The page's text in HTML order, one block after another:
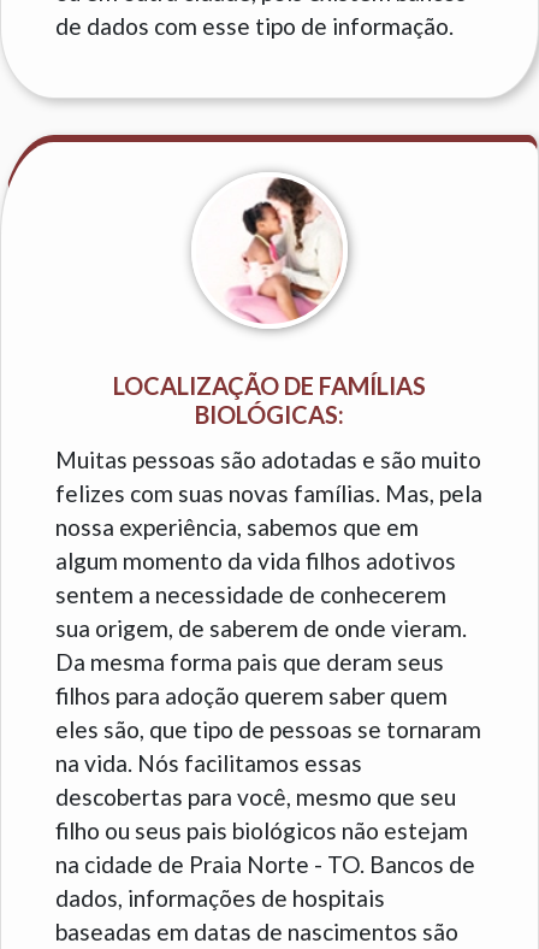
de dados com esse tipo de informação.
LOCALIZAÇÃO DE FAMÍLIAS
BIOLÓGICAS:
Muitas pessoas são adotadas e são muito
felizes com suas novas famílias. Mas, pela
nossa experiência, sabemos que em
algum momento da vida filhos adotivos
sentem a necessidade de conhecerem
sua origem, de saberem de onde vieram.
Da mesma forma pais que deram seus
filhos para adoção querem saber quem
eles são, que tipo de pessoas se tornaram
na vida. Nós facilitamos essas
descobertas para você, mesmo que seu
filho ou seus pais biológicos não estejam
na cidade de Praia Norte - TO. Bancos de
dados, informações de hospitais
baseadas em datas de nascimentos são